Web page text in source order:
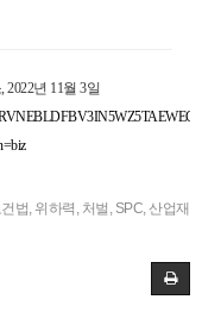
년 11월 3일
법, 위하력 , 처벌 , SPC, 산업재